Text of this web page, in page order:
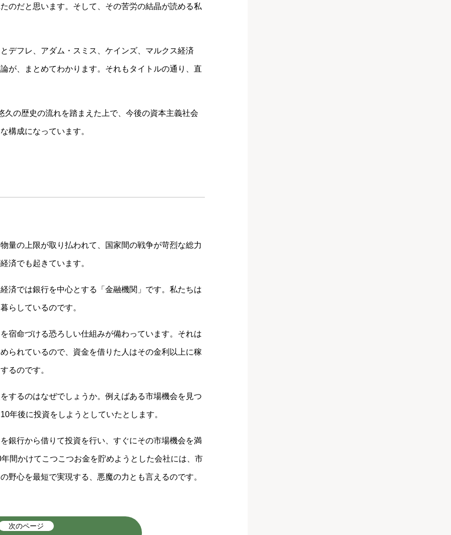
のだと思います。そして、その苦労の結晶が読める私
デフレ、アダム・スミス、ケインズ、マルクス経済
が、まとめてわかります。それもタイトルの通り、直
の歴史の流れを踏まえた上で、今後の資本主義社会
構成になっています。
量の上限が取り払われて、国家間の戦争が苛烈な総力
済でも起きています。
済では銀行を中心とする「金融機関」です。私たちは
らしているのです。
宿命づける恐ろしい仕組みが備わっています。それは
られているので、資金を借りた人はその金利以上に稼
るのです。
するのはなぜでしょうか。例えばある市場機会を見つ
年後に投資をしようとしていたとします。
銀行から借りて投資を行い、すぐにその市場機会を満
間かけてこつこつお金を貯めようとした会社には、市
野心を最短で実現する、悪魔の力とも言えるのです。
次のページ